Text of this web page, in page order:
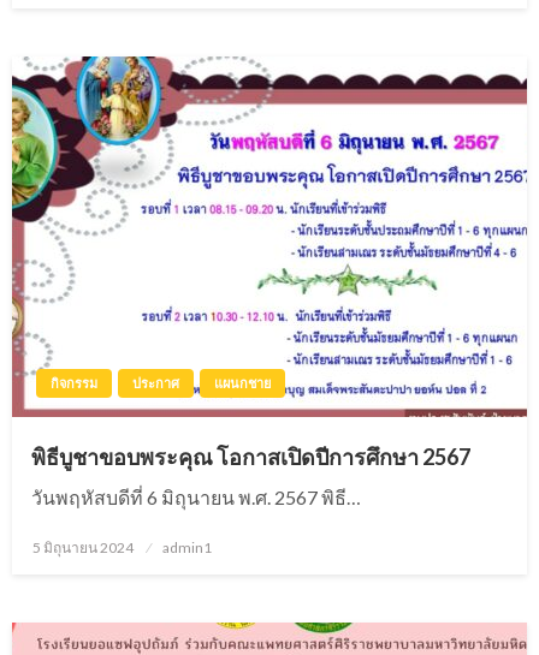
กิจกรรม ประกาศ แผนกชาย
พิธีบูชาขอบพระคุณ โอกาสเปิดปีการศึกษา 2567
วันพฤหัสบดีที่ 6 มิถุนายน พ.ศ. 2567 พิธี…
Posted
5 มิถุนายน 2024 admin1